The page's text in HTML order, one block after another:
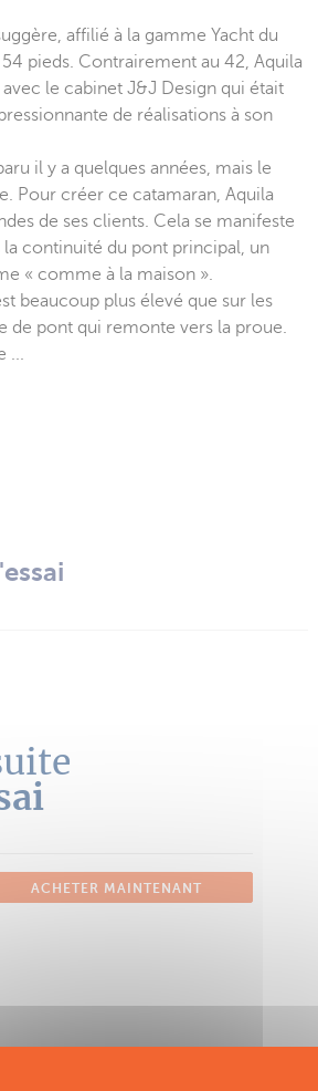
affilié à la gamme Yacht du
pieds. Contrairement au 42, Aquila
avec le cabinet J&J Design qui était
de réalisations à son
il y a quelques années, mais le
Pour créer ce catamaran, Aquila
de ses clients. Cela se manifeste
la continuité du pont principal, un
« comme à la maison ».
beaucoup plus élevé que sur les
de pont qui remonte vers la proue.
...
ACHETER MAINTENANT